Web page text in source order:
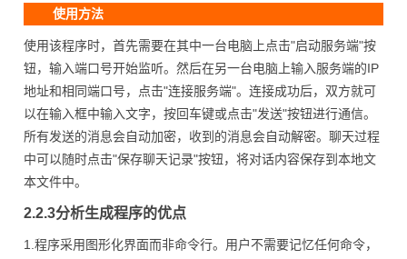
使用方法
使用该程序时，首先需要在其中一台电脑上点击"启动服务端"按
钮，输入端口号开始监听。然后在另一台电脑上输入服务端的IP
地址和相同端口号，点击"连接服务端"。连接成功后，双方就可
以在输入框中输入文字，按回车键或点击"发送"按钮进行通信。
所有发送的消息会自动加密，收到的消息会自动解密。聊天过程
中可以随时点击"保存聊天记录"按钮，将对话内容保存到本地文
本文件中。
2.2.3分析生成程序的优点
1.程序采用图形化界面而非命令行。用户不需要记忆任何命令，